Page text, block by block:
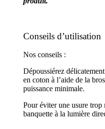
Conseils d’utilisation
Nos conseils :
Dépoussiérez
en coton à l’aide de la
puissance minimale.
Pour éviter une usure trop
banquette à la lumière